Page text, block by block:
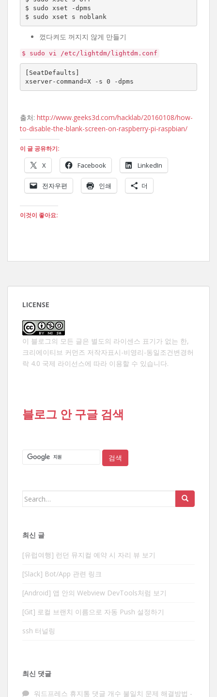
$ sudo xset -dpms
$ sudo xset s noblank
껐다켜도 꺼지지 않게 만들기
$ sudo vi /etc/lightdm/lightdm.conf
[SeatDefaults]
xserver-command=X -s 0 -dpms
출처: http://www.geeks3d.com/hacklab/20160108/how-
to-disable-the-blank-screen-on-raspberry-pi-raspbian/
이 글 공유하기:
X Facebook LinkedIn
전자우편 인쇄 더
이것이 좋아요:
LICENSE
이 블로그의 모든 글은 별도의 라이센스 표기가 없는 한,
크리에이티브 커먼즈 저작자표시-비영리-동일조건변경허
락 4.0 국제 라이선스에 따라 이용할 수 있습니다.
블로그 안 구글 검색
Search
최신 글
[유럽여행] 런던 뮤지컬 예약 시 자리 뷰 보기
[Slack] Bot/App 관련 링크
[Android] 앱 안의 Webview DevTools처럼 보기
[Git] 로컬 브랜치 이름으로 자동 Push 설정하기
ssh 터널링
최신 댓글
워드프레스 휴지통 댓글 개수 불일치 문제 해결방법 -